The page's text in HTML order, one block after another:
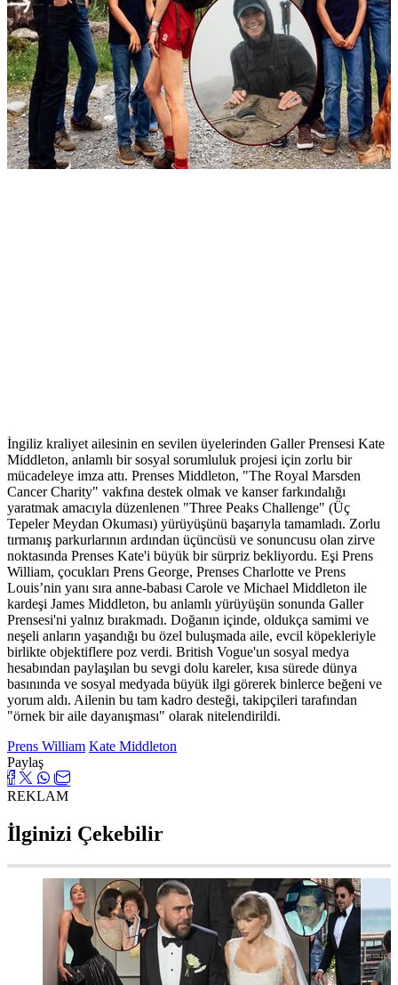
İngiliz kraliyet ailesinin en sevilen üyelerinden Galler Prensesi Kate
Middleton, anlamlı bir sosyal sorumluluk projesi için zorlu bir
mücadeleye imza attı. Prenses Middleton, "The Royal Marsden
Cancer Charity" vakfına destek olmak ve kanser farkındalığı
yaratmak amacıyla düzenlenen "Three Peaks Challenge" (Üç
Tepeler Meydan Okuması) yürüyüşünü başarıyla tamamladı. Zorlu
tırmanış parkurlarının ardından üçüncüsü ve sonuncusu olan zirve
noktasında Prenses Kate'i büyük bir sürpriz bekliyordu. Eşi Prens
William, çocukları Prens George, Prenses Charlotte ve Prens
Louis’nin yanı sıra anne-babası Carole ve Michael Middleton ile
kardeşi James Middleton, bu anlamlı yürüyüşün sonunda Galler
Prensesi'ni yalnız bırakmadı. Doğanın içinde, oldukça samimi ve
neşeli anların yaşandığı bu özel buluşmada aile, evcil köpekleriyle
birlikte objektiflere poz verdi. British Vogue'un sosyal medya
hesabından paylaşılan bu sevgi dolu kareler, kısa sürede dünya
basınında ve sosyal medyada büyük ilgi görerek binlerce beğeni ve
yorum aldı. Ailenin bu tam kadro desteği, takipçileri tarafından
"örnek bir aile dayanışması" olarak nitelendirildi.
Prens William Kate Middleton
Paylaş
REKLAM
İlginizi Çekebilir